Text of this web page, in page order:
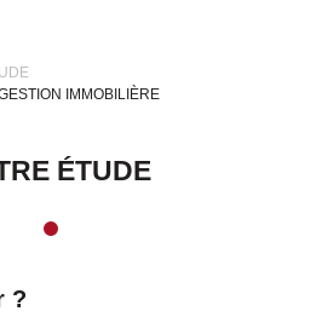
IMMOBILIÈRE
ÉTUDE
?